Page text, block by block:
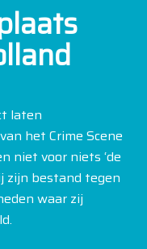
laten
het Crime Scene
niet voor niets ‘de
zijn bestand tegen
waar zij